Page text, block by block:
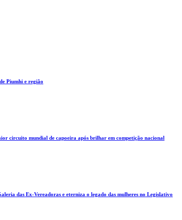
Piumhi e região
circuito mundial de capoeira após brilhar em competição nacional
das Ex-Vereadoras e eterniza o legado das mulheres no Legislativo